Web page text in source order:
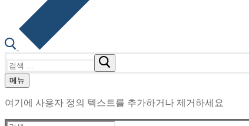
색
메뉴
여기에 사용자 정의 텍스트를 추가하거나 제거하세요